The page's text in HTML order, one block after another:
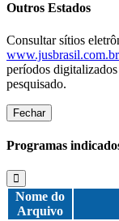
Outros Estados
Consultar sítios
períodos
pesquisado.
Fechar
Programas
Nome do
Arquivo